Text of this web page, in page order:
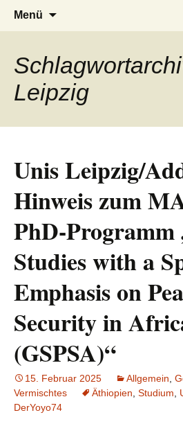
AFRICA live
Seit 1998: Aktuelles
zu Afrika
Menü
Leipzig
Unis Leipzig/
Hinweis zum
PhD-Programm
Studies with a
Emphasis on
Security in
(GSPSA)“
15. Februar 2025 Allgemein
Vermischtes
Äthiopien Studium
DerYoyo74